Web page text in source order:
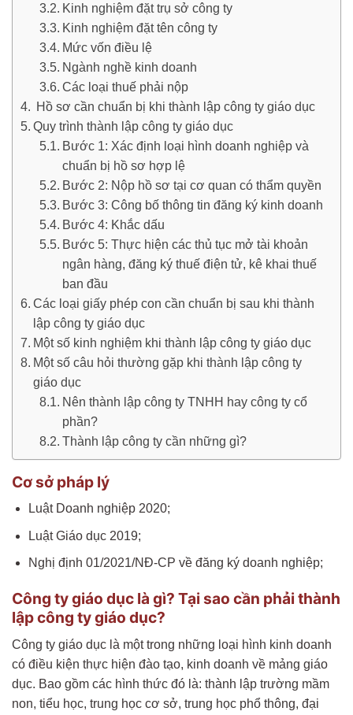
Kinh nghiệm đặt trụ sở công ty
Kinh nghiệm đặt tên công ty
Mức vốn điều lệ
Ngành nghề kinh doanh
Các loại thuế phải nộp
Hồ sơ cần chuẩn bị khi thành lập công ty giáo dục
Quy trình thành lập công ty giáo dục
Bước 1: Xác định loại hình doanh nghiệp và
chuẩn bị hồ sơ hợp lệ
Bước 2: Nộp hồ sơ tại cơ quan có thẩm quyền
Bước 3: Công bố thông tin đăng ký kinh doanh
Bước 4: Khắc dấu
Bước 5: Thực hiện các thủ tục mở tài khoản
ngân hàng, đăng ký thuế điện tử, kê khai thuế
ban đầu
Các loại giấy phép con cần chuẩn bị sau khi thành
lập công ty giáo dục
Một số kinh nghiệm khi thành lập công ty giáo dục
Một số câu hỏi thường gặp khi thành lập công ty
giáo dục
Nên thành lập công ty TNHH hay công ty cổ
phần?
Thành lập công ty cần những gì?
Cơ sở pháp lý
Luật Doanh nghiệp 2020;
Luật Giáo dục 2019;
Nghị định 01/2021/NĐ-CP về đăng ký doanh nghiệp;
Công ty giáo dục là gì? Tại sao cần phải thành
lập công ty giáo dục?
Công ty giáo dục là một trong những loại hình kinh doanh
có điều kiện thực hiện đào tạo, kinh doanh về mảng giáo
dục. Bao gồm các hình thức đó là: thành lập trường mầm
non, tiểu học, trung học cơ sở, trung học phổ thông, đại